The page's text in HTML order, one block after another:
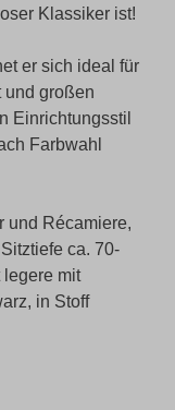
Klassiker ist!
er sich ideal für
und großen
Einrichtungsstil
Farbwahl
und Récamiere,
ca. 70-
legere mit
in Stoff